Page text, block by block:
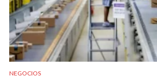
NEGOCIOS